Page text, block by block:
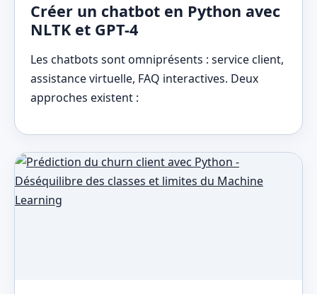
Créer un chatbot en Python avec
NLTK et GPT-4
Les chatbots sont omniprésents : service client,
assistance virtuelle, FAQ interactives. Deux
approches existent :